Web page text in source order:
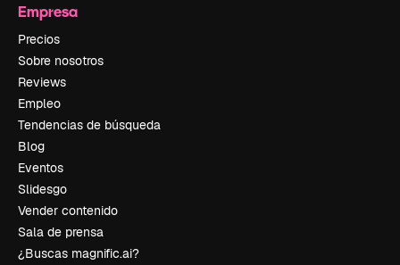
Empresa
Precios
Sobre nosotros
Reviews
Empleo
Tendencias de búsqueda
Blog
Eventos
Slidesgo
Vender contenido
Sala de prensa
¿Buscas magnific.ai?